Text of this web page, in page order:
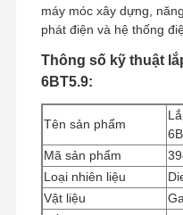
máy móc xây dựng,
phát điện và hệ thống
Thông số kỹ thuật
6BT5.9:
Tên sản phẩm
Mã sản phẩm
Loại nhiên liệu
Vật liệu